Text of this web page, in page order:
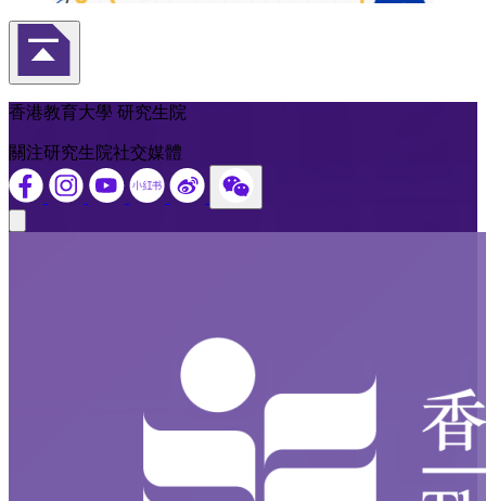
返回頁首
香港教育大學 研究生院
關注研究生院社交媒體
Close modal